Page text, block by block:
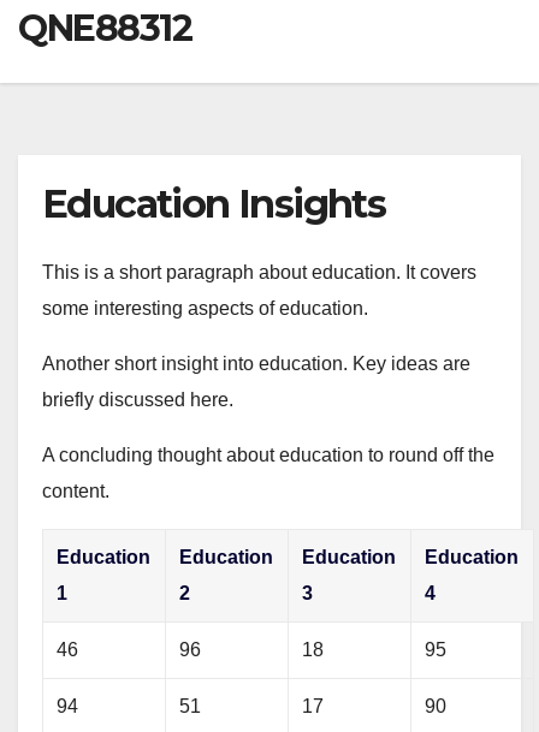
QNE88312
Education Insights
This is a short paragraph about education. It covers
some interesting aspects of education.
Another short insight into education. Key ideas are
briefly discussed here.
A concluding thought about education to round off the
content.
Education
1
Education
2
Education
3
Education
4
46 96 18 95
94 51 17 90